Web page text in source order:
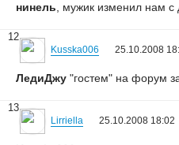
нинель , мужик изменил нам с
12
Kusska006 25.10.2008
ЛедиДжу "гостем" на форум
13
Lirriella 25.10.2008 18:02